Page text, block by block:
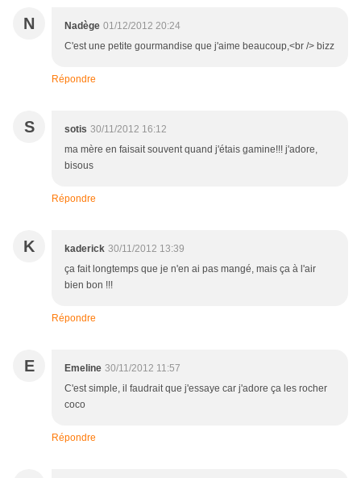
N Nadège 01/12/2012 20:24
C'est une petite gourmandise que j'aime beaucoup,<br /> bizz
Répondre
S sotis 30/11/2012 16:12
ma mère en faisait souvent quand j'étais gamine!!! j'adore,
bisous
Répondre
K kaderick 30/11/2012 13:39
ça fait longtemps que je n'en ai pas mangé, mais ça à l'air
bien bon !!!
Répondre
E Emeline 30/11/2012 11:57
C'est simple, il faudrait que j'essaye car j'adore ça les rocher
coco
Répondre